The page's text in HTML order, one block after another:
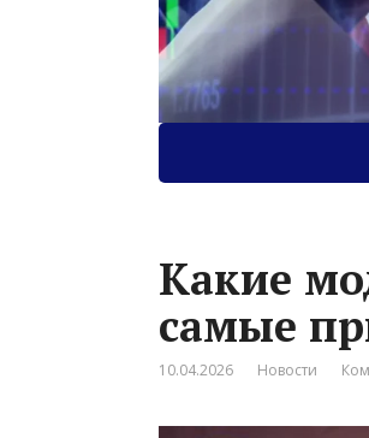
Какие
самые
10.04.2026 Новости